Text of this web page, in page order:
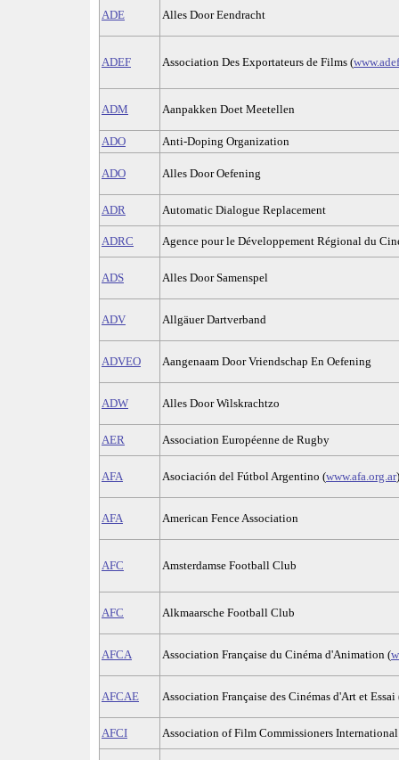
ADE Alles Door Eendracht
ADEF Association Des Exportateurs de Films (
ADM Aanpakken Doet Meetellen
ADO Anti-Doping Organization
ADO Alles Door Oefening
ADR Automatic Dialogue Replacement
ADRC Agence pour le Développement Régional du
ADS Alles Door Samenspel
ADV Allgäuer Dartverband
ADVEO Aangenaam Door Vriendschap En Oefening
ADW Alles Door Wilskrachtzo
AER Association Européenne de Rugby
AFA Asociación del Fútbol Argentino (www.afa.org.ar)
AFA American Fence Association
AFC Amsterdamse Football Club
AFC Alkmaarsche Football Club
AFCA Association Française du Cinéma d'Animation (
AFCAE Association Française des Cinémas d'Art et Essai
AFCI Association of Film Commissioners